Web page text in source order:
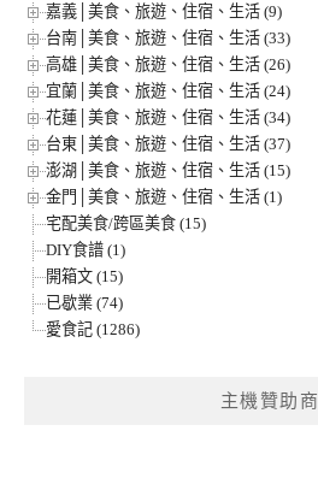
嘉義│美食、旅遊、住宿、生活 (9)
台南│美食、旅遊、住宿、生活 (33)
高雄│美食、旅遊、住宿、生活 (26)
宜蘭│美食、旅遊、住宿、生活 (24)
花蓮│美食、旅遊、住宿、生活 (34)
台東│美食、旅遊、住宿、生活 (37)
澎湖│美食、旅遊、住宿、生活 (15)
金門│美食、旅遊、住宿、生活 (1)
宅配美食/跨區美食 (15)
DIY食譜 (1)
開箱文 (15)
已歇業 (74)
愛食記 (1286)
主機贊助商